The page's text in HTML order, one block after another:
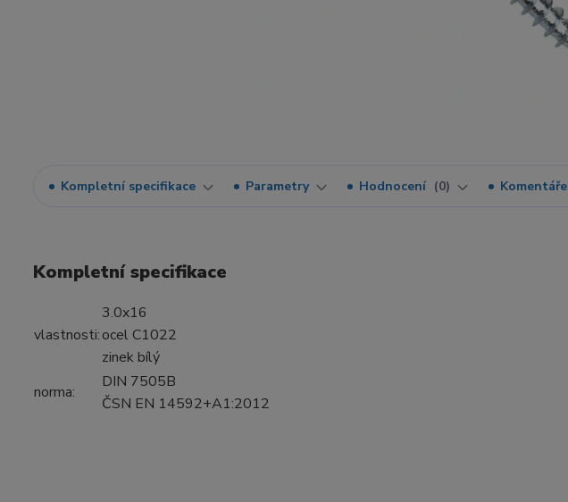
Kompletní specifikace Parametry Hodnocení 0 Komentáře
Kompletní specifikace
vlastnosti:
3.0x16
ocel C1022
zinek bílý
norma:
DIN 7505B
ČSN EN 14592+A1:2012